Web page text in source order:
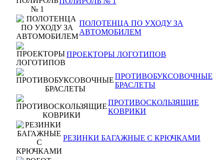
ПОЛОТЕНЦА ПО УХОДУ ЗА
АВТОМОБИЛЕМ
ПРОЕКТОРЫ ЛОГОТИПОВ
ПРОТИВОБУКСОВОЧНЫЕ
БРАСЛЕТЫ
ПРОТИВОСКОЛЬЗЯЩИЕ
КОВРИКИ
РЕЗИНКИ БАГАЖНЫЕ С КРЮЧКАМИ